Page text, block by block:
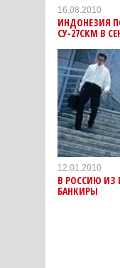
16.08.2010
ИНДОНЕЗИЯ
СУ-27СКМ В
12.01.2010
В РОССИЮ ИЗ
БАНКИРЫ